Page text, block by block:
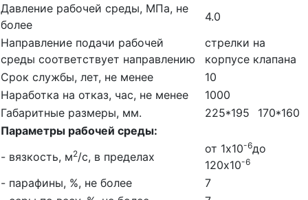
Давление рабочей среды, МПа, не
более
4.0
Направление подачи рабочей
среды соответствует направлению
стрелки на
корпусе клапана
Срок службы, лет, не менее
10
Наработка на отказ, час, не менее
1000
Габаритные размеры, мм.
225*195
170*160
Параметры рабочей среды:
- вязкость, м2/с, в пределах
от 1х10-6до
120х10-6
- парафины, %, не более
7